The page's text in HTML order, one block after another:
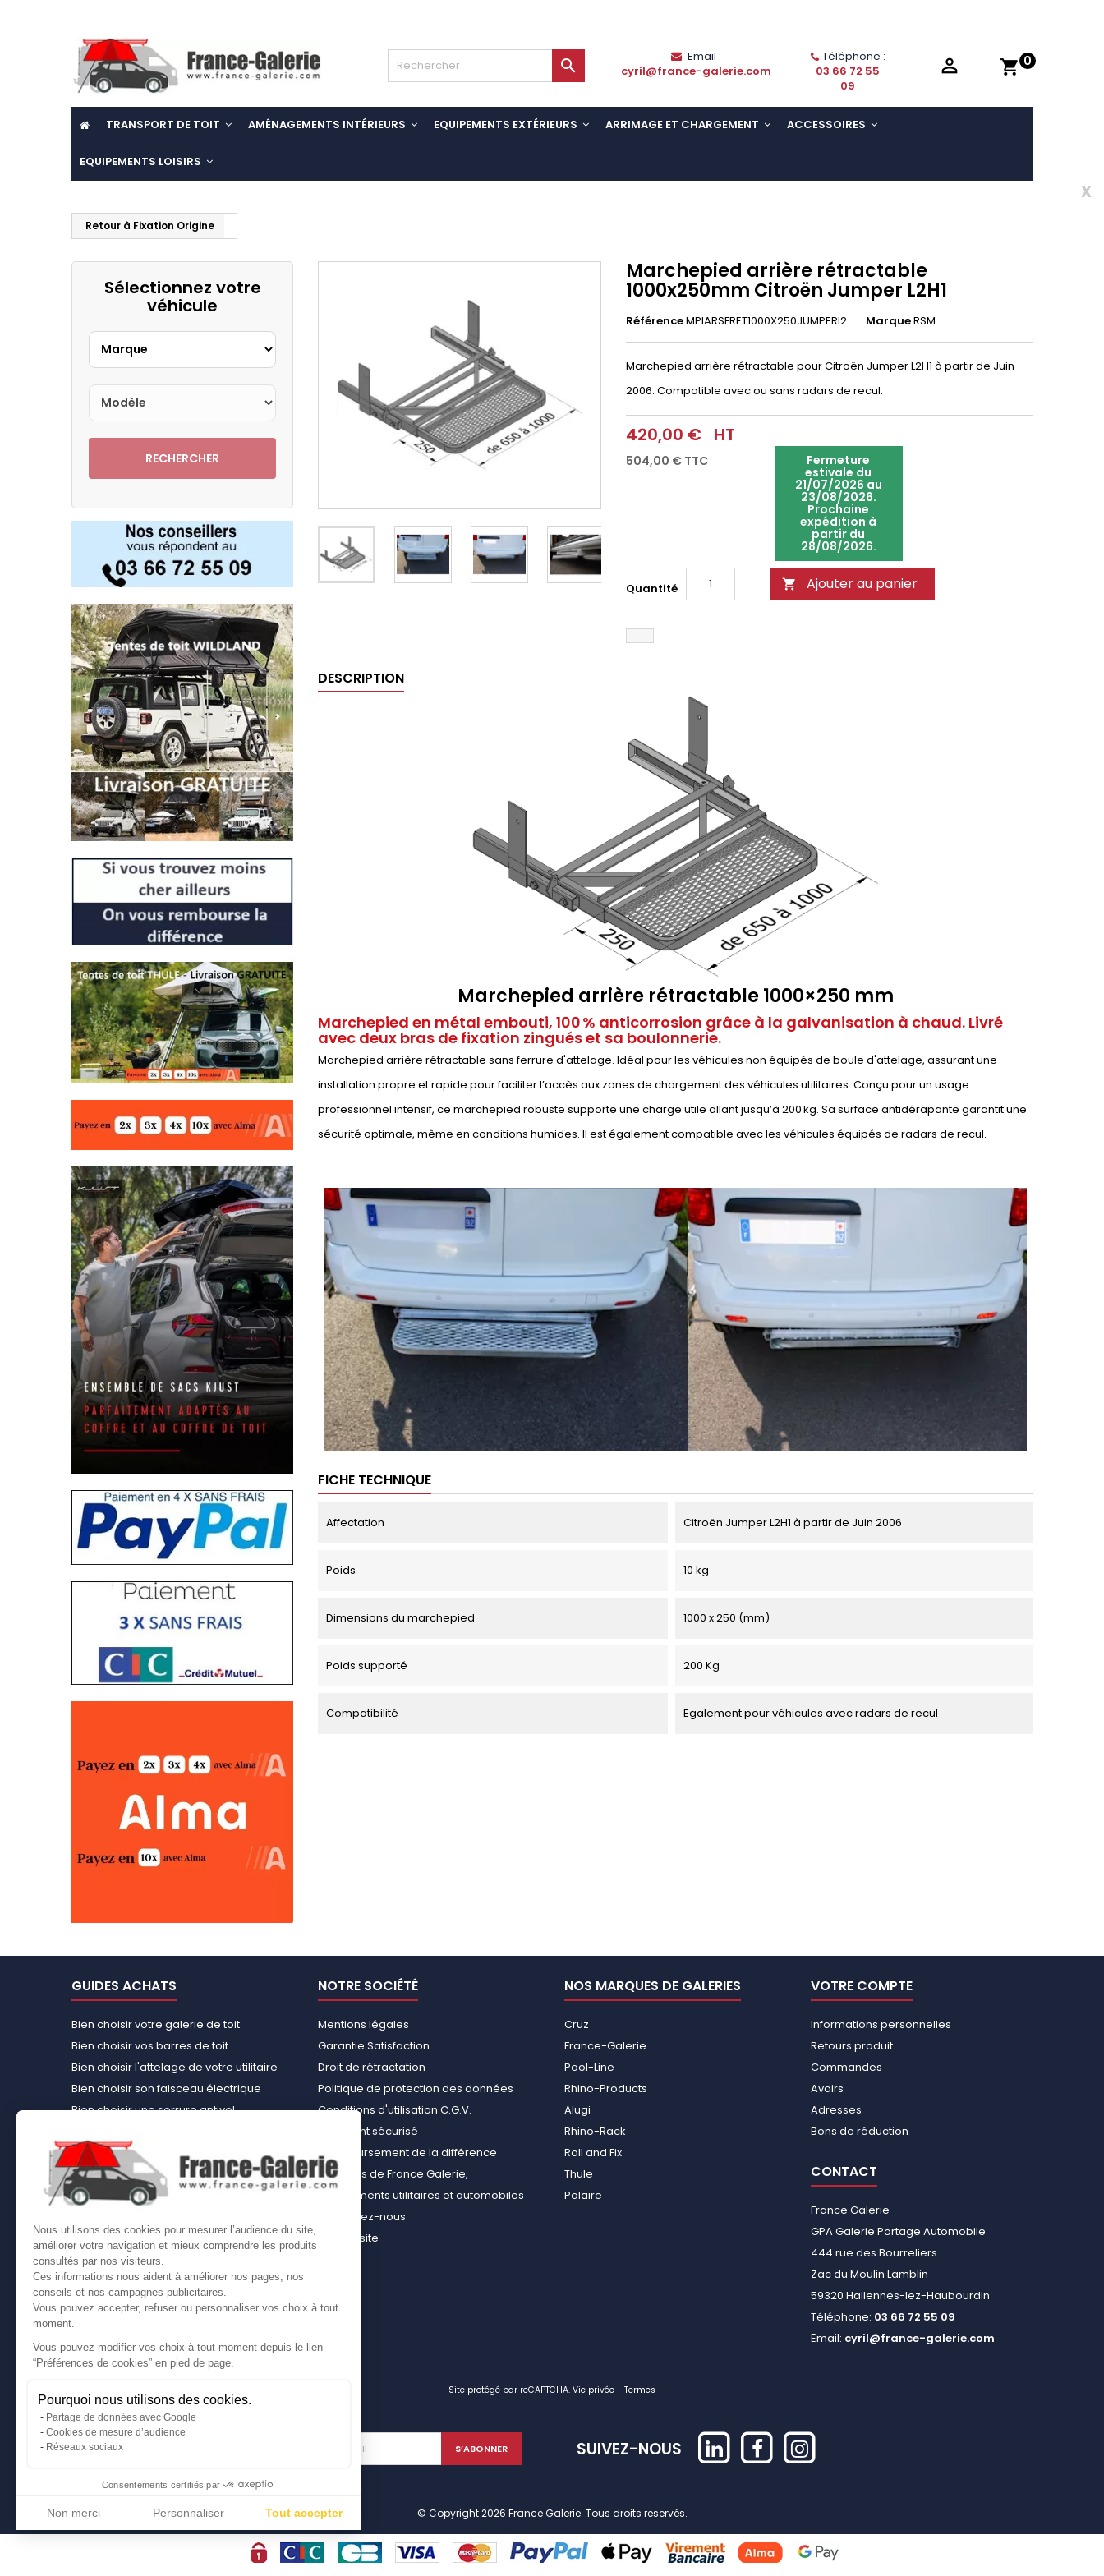
Nous utilisons des cookies pour mesurer l’audience du site,
améliorer votre navigation et mieux comprendre les produits
consultés par nos visiteurs.
Ces informations nous aident à améliorer nos pages, nos
conseils et nos campagnes publicitaires.
Vous pouvez accepter, refuser ou personnaliser vos choix à tout
moment.
Vous pouvez modifier vos choix à tout moment depuis le lien
“Préférences de cookies” en pied de page.
Pourquoi nous utilisons des cookies.
Partage de données avec Google
Cookies de mesure d’audience
Réseaux sociaux
Consentements certifiés par
Non merci Personnaliser Tout accepter
Axeptio consent
Plateforme de Gestion du Consentement : Personnalisez vos Options
Notre plateforme vous permet d'adapter et de gérer vos paramètres de confidentialité, en garantissant la conformité avec les réglementations. Personnalisez vos préférences pour contrôler la manière dont vos informations sont
Gérer mes cookies
shopping_cart 0

Email :
cyril@france-galerie.com
Téléphone :
03 66 72 55
09

TRANSPORT DE TOIT AMÉNAGEMENTS INTÉRIEURS EQUIPEMENTS EXTÉRIEURS ARRIMAGE ET CHARGEMENT ACCESSOIRES
EQUIPEMENTS LOISIRS
x
Retour à Fixation Origine
Sélectionnez votre
véhicule
RECHERCHER
Marchepied arrière rétractable
1000x250mm Citroën Jumper L2H1
RéférenceMPIARSFRET1000X250JUMPERl2 MarqueRSM
Marchepied arrière rétractable pour Citroën Jumper L2H1 à partir de Juin
2006. Compatible avec ou sans radars de recul.
420,00 € HT
504,00 € TTC Fermeture
estivale du
21/07/2026 au
23/08/2026.
Prochaine
expédition à
partir du
28/08/2026.
Quantité  Ajouter au panier
DESCRIPTION
Marchepied arrière rétractable 1000×250 mm
Marchepied en métal embouti, 100 % anticorrosion grâce à la galvanisation à chaud. Livré
avec deux bras de fixation zingués et sa boulonnerie.
Marchepied arrière rétractable sans ferrure d'attelage. Idéal pour les véhicules non équipés de boule d'attelage, assurant une
installation propre et rapide pour faciliter l’accès aux zones de chargement des véhicules utilitaires. Conçu pour un usage
professionnel intensif, ce marchepied robuste supporte une charge utile allant jusqu’à 200 kg. Sa surface antidérapante garantit une
sécurité optimale, même en conditions humides. Il est également compatible avec les véhicules équipés de radars de recul.
FICHE TECHNIQUE
Affectation Citroën Jumper L2H1 à partir de Juin 2006
Poids 10 kg
Dimensions du marchepied 1000 x 250 (mm)
Poids supporté 200 Kg
Compatibilité Egalement pour véhicules avec radars de recul
GUIDES ACHATS
Bien choisir votre galerie de toit
Bien choisir vos barres de toit
Bien choisir l'attelage de votre utilitaire
Bien choisir son faisceau électrique
Bien choisir une serrure antivol
Choisir le kit d’aménagement loisirs
démontable idéal
Bien choisir un kit d’habillage bois ou un
Bien choisir son coffre sur attelage
Comment bien choisir son coffre de toit
NOTRE SOCIÉTÉ
Mentions légales
Garantie Satisfaction
Droit de rétractation
Politique de protection des données
Conditions d'utilisation C.G.V.
Paiement sécurisé
Remboursement de la différence
À propos de France Galerie,
équipements utilitaires et automobiles
Contactez-nous
Plan du site
NOS MARQUES DE GALERIES
Cruz
France-Galerie
Pool-Line
Rhino-Products
Alugi
Rhino-Rack
Roll and Fix
Thule
Polaire
VOTRE COMPTE
Informations personnelles
Retours produit
Commandes
Avoirs
Adresses
Bons de réduction
CONTACT
France Galerie
GPA Galerie Portage Automobile
444 rue des Bourreliers
Zac du Moulin Lamblin
59320 Hallennes-lez-Haubourdin
Téléphone: 03 66 72 55 09
Email: cyril@france-galerie.com
Site protégé par reCAPTCHA. Vie privée - Termes
LETTRE D'INFORMATIONS SUIVEZ-NOUS
© Copyright 2026 France Galerie. Tous droits reservés.